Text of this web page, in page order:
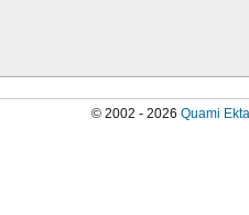
© 2002 - 2026 Quami